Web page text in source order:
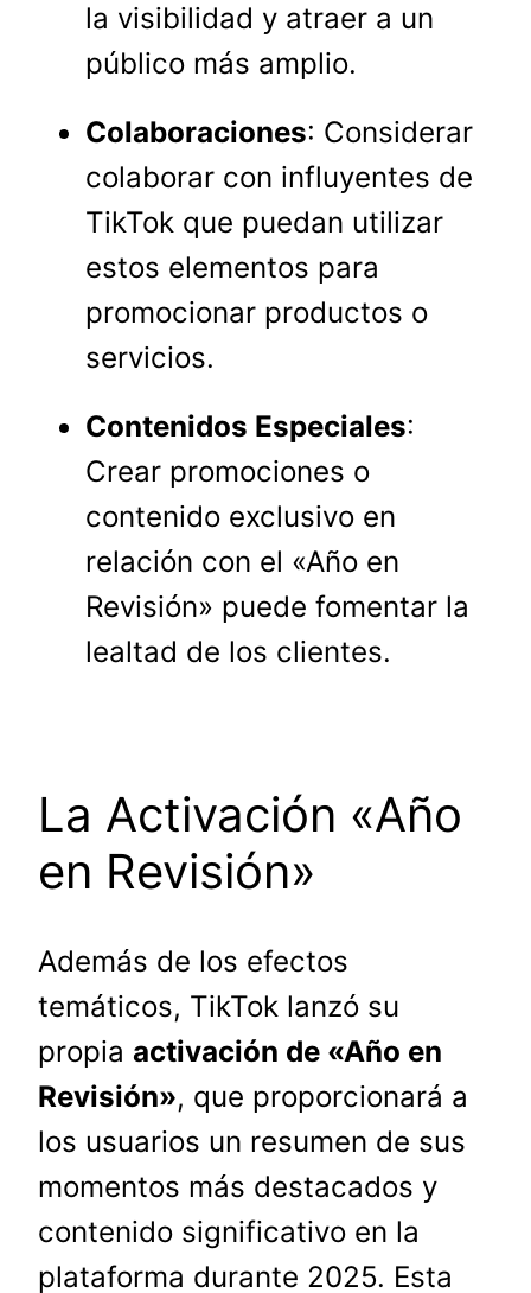
la visibilidad y atraer a un
público más amplio.
Colaboraciones: Considerar
colaborar con influyentes de
TikTok que puedan utilizar
estos elementos para
promocionar productos o
servicios.
Contenidos Especiales:
Crear promociones o
contenido exclusivo en
relación con el «Año en
Revisión» puede fomentar la
lealtad de los clientes.
La Activación «Año
en Revisión»
Además de los efectos
temáticos, TikTok lanzó su
propia activación de «Año en
Revisión», que proporcionará a
los usuarios un resumen de sus
momentos más destacados y
contenido significativo en la
plataforma durante 2025. Esta